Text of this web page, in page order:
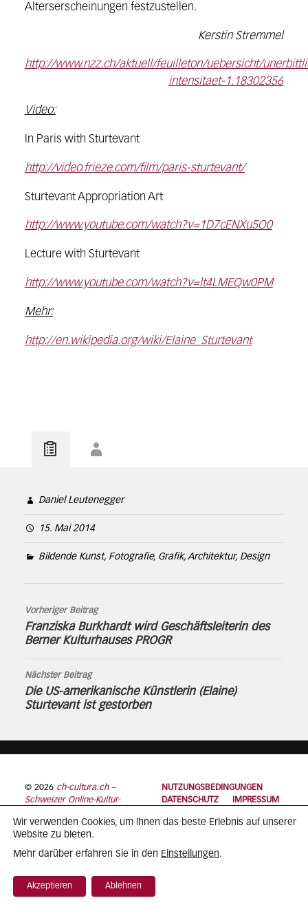
Alterserscheinungen festzustellen.
Kerstin Stremmel
http://www.nzz.ch/aktuell/feuilleton/uebersicht/
intensitaet-1.18302356
Video:
In Paris with Sturtevant
http://video.frieze.com/film/paris-sturtevant/
Sturtevant Appropriation Art
http://www.youtube.com/watch?v=1D7cENXu5O0
Lecture with Sturtevant
http://www.youtube.com/watch?v=lt4LMEQw0PM
Mehr:
http://en.wikipedia.org/wiki/Elaine_Sturtevant
Daniel Leutenegger
15. Mai 2014
Bildende Kunst, Fotografie, Grafik, Architektur, Design
Vorheriger Beitrag
Franziska Burkhardt wird Geschäftsleiterin des
Berner Kulturhauses PROGR
Nächster Beitrag
Die US-amerikanische Künstlerin (Elaine)
Sturtevant ist gestorben
© 2026 ch-cultura.ch –
Schweizer Online-Kultur-
NUTZUNGSBEDINGUNGEN
DATENSCHUTZ
IMPRESSUM
Wir verwenden Cookies, um Ihnen das beste Erlebnis auf unserer
Website zu bieten.
Mehr darüber erfahren Sie in den Einstellungen.
Akzeptieren Ablehnen